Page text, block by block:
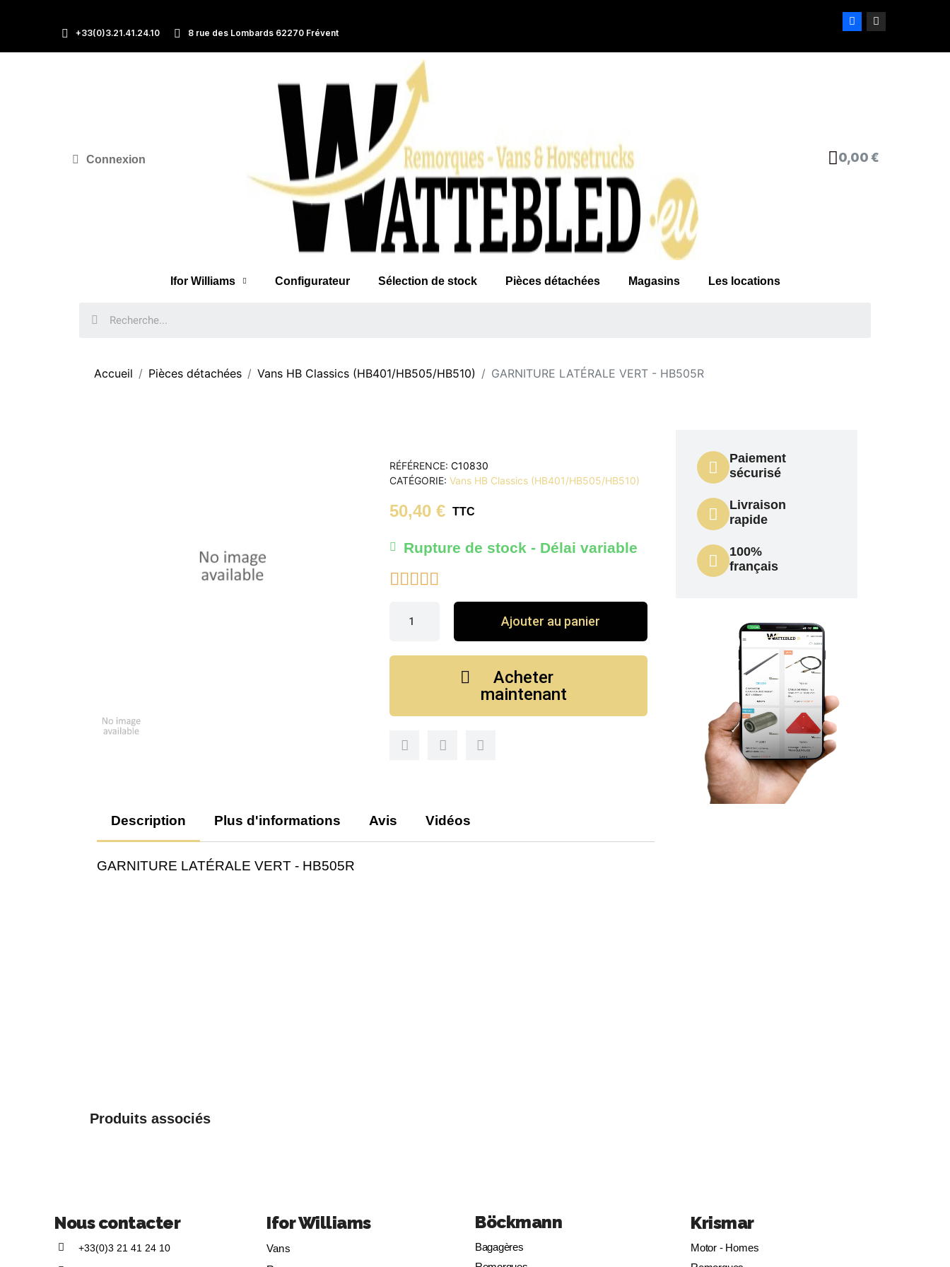
+33(0)3.21.41.24.10 8 rue des Lombards 62270 Frévent
Connexion 0,00 €
Ifor Williams Configurateur Sélection de stock Pièces détachées Magasins Les locations
Accueil Pièces détachées Vans HB Classics (HB401/HB505/HB510) GARNITURE LATÉRALE VERT - HB505R
RÉFÉRENCE C10830
CATÉGORIE Vans HB Classics (HB401/HB505/HB510)
50,40 € TTC
Rupture de stock - Délai variable
    
Ajouter au panier
Acheter
maintenant
Description Plus d'informations Avis Vidéos
GARNITURE LATÉRALE VERT - HB505R
Paiement
sécurisé
Livraison
rapide
100%
français
Produits associés
Nous contacter
+33(0)3 21 41 24 10
Ifor Williams
Vans
Böckmann
Bagagères
Krismar
Motor - Homes